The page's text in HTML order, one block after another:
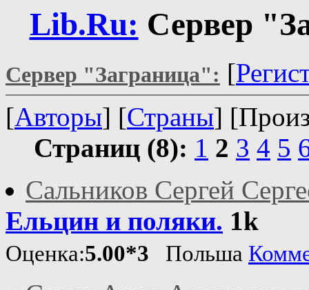
Lib.Ru: Сервер
Сервер "Заграница": [
[Авторы] [Страны]
Страниц (8): 1 2 3 4 5
Сальников Сергей
Ельцин и поляки. 1k
Оценка:5.00*3 Польша